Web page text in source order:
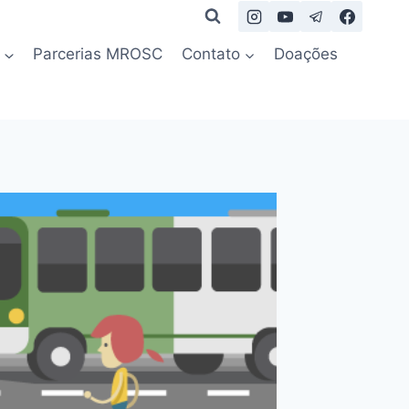
Parcerias MROSC Contato Doações